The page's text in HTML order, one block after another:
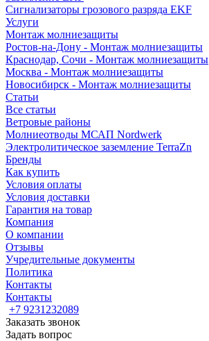
Сигнализаторы грозового разряда EKF
Услуги
Монтаж молниезащиты
Ростов-на-Дону - Монтаж молниезащиты
Краснодар, Сочи - Монтаж молниезащиты
Москва - Монтаж молниезащиты
Новосибирск - Монтаж молниезащиты
Статьи
Все статьи
Ветровые районы
Молниеотводы МСАП Nordwerk
Электролитическое заземление TerraZn
Бренды
Как купить
Условия оплаты
Условия доставки
Гарантия на товар
Компания
О компании
Отзывы
Учредительные документы
Политика
Контакты
Контакты
+7 9231232089
Заказать звонок
Задать вопрос